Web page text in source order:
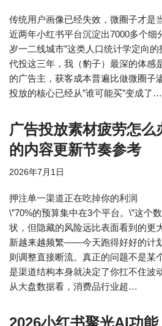
传统用户画像已经失效，微圈子才是
近两年小红书平台沉淀出7000多个细
岁一二线城市”这类人口统计学定向
代投这三年，我（豹子）最深的体感
的广告主，获客成本普遍比做微圈子
投放的核心已经从”谁可能买”变成了…
广告投放素材疲劳怎么
的内容更新节奏参考
2026年7月1日
押注单一渠道正在吃掉你的利润
\”70%的预算集中在3个平台。\”这个
状，但隐藏的风险远比表面看到的更
新越来越频繁——今天跑得好好的计
则调整直接断流。真正的问题不是某
是渠道结构本身就决定了你扛不住波动
从大盘数据看，消费品行业超…
2026小红书聚光AI功